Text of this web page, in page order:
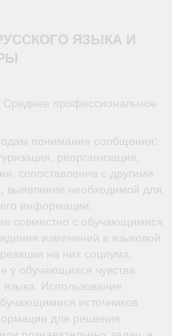
Погода
ЯЗЫКА И
профессиональное
понимания сообщения:
реорганизация,
сопоставление с другими
выявление необходимой для
информации.
совместно с обучающимися
изменений в языковой
на них социума,
у обучающихся чувства
Использование
источников
для решения